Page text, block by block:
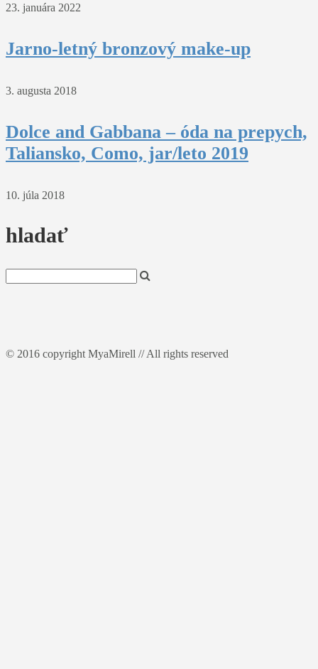
23. januára 2022
Jarno-letný bronzový make-up
3. augusta 2018
Dolce and Gabbana – óda na prepych,
Taliansko, Como, jar/leto 2019
10. júla 2018
hladať
© 2016 copyright MyaMirell // All rights reserved